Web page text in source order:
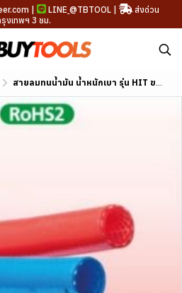
| LINE @TBTOOL |
ส่งด่วน
งเทพฯ 3 ชม.
สายลมทนน้ำมัน น้ำหนักเบา รุ่น HIT ขนาด 1/4"-13/32"